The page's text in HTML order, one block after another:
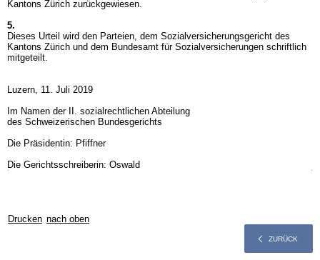
Kantons Zürich zurückgewiesen.
5.
Dieses Urteil wird den Parteien, dem Sozialversicherungsgericht des
Kantons Zürich und dem Bundesamt für Sozialversicherungen schriftlich
mitgeteilt.
Luzern, 11. Juli 2019
Im Namen der II. sozialrechtlichen Abteilung
des Schweizerischen Bundesgerichts
Die Präsidentin: Pfiffner
Die Gerichtsschreiberin: Oswald
Drucken nach oben
ZURÜCK